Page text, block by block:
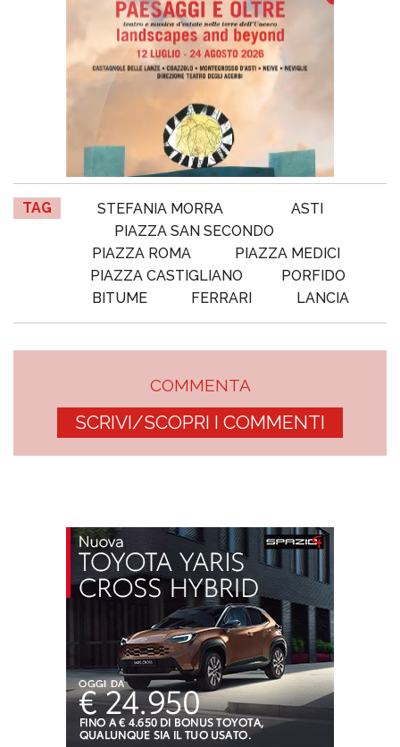
TAG STEFANIA MORRA
ASTI
PIAZZA SAN SECONDO
PIAZZA ROMA
PIAZZA MEDICI
PIAZZA CASTIGLIANO
PORFIDO
BITUME
FERRARI LANCIA
COMMENTA
SCRIVI/SCOPRI I COMMENTI